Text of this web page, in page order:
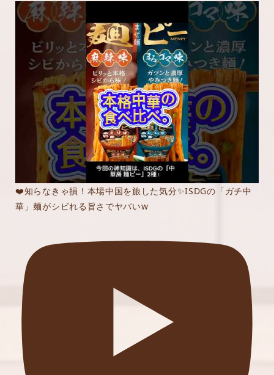
❤️知らなきゃ損！本場中国を旅した気分✨ISDGの「ガチ中
華」麺がシビれる旨さでヤバいw